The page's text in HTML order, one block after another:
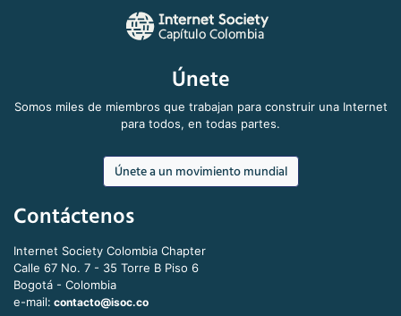
Únete
Somos miles de miembros que trabajan para construir una Internet
para todos, en todas partes.
Únete a un movimiento mundial
Contáctenos
Internet Society Colombia Chapter
Calle 67 No. 7 - 35 Torre B Piso 6
Bogotá - Colombia
e-mail: contacto@isoc.co